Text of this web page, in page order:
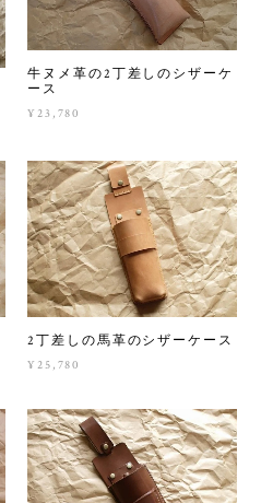
牛ヌメ革の2丁差しのシザーケ
ース
¥23,780
2丁差しの馬革のシザーケース
¥25,780